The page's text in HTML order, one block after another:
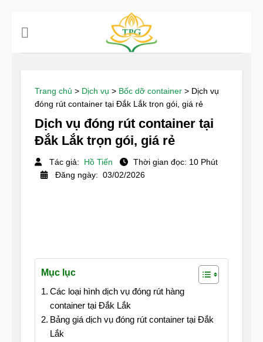
Trang chủ > Dịch vụ > Bốc dỡ container > Dịch vụ
đóng rút container tại Đắk Lắk trọn gói, giá rẻ
Dịch vụ đóng rút container tại
Đắk Lắk trọn gói, giá rẻ
Tác giả: Hồ Tiến
Thời gian đọc: 10 Phút
Đăng ngày: 03/02/2026
Mục lục
Các loại hình dịch vụ đóng rút hàng
container tại Đắk Lắk
Bảng giá dịch vụ đóng rút container tại Đắk
Lắk